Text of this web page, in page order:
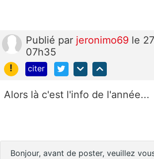
Publié par jeronimo69 le
07h35
!
citer
Alors là c'est l'info de l'année...
Bonjour, avant de poster, veuillez